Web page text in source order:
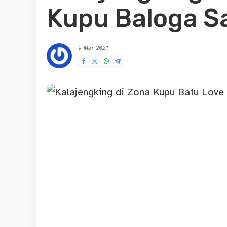
Kupu Baloga
9 Mar 2021
Posted
by